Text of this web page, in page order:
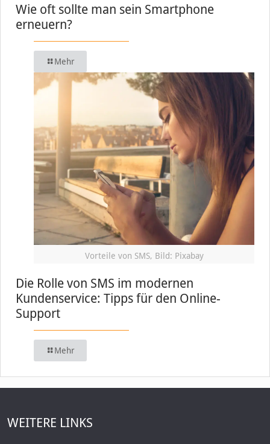
Wie oft sollte man sein Smartphone
erneuern?
Mehr
Vorteile von SMS, Bild: Pixabay
Die Rolle von SMS im modernen
Kundenservice: Tipps für den Online-
Support
Mehr
WEITERE LINKS